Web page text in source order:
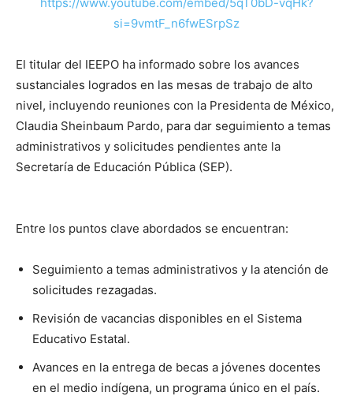
si=9vmtF_n6fwESrpSz
El titular del IEEPO ha informado sobre los avances
sustanciales logrados en las mesas de trabajo de alto
nivel, incluyendo reuniones con la Presidenta de México,
Claudia Sheinbaum Pardo, para dar seguimiento a temas
administrativos y solicitudes pendientes ante la
Secretaría de Educación Pública (SEP).
Entre los puntos clave abordados se encuentran:
Seguimiento a temas administrativos y la atención de
solicitudes rezagadas.
Revisión de vacancias disponibles en el Sistema
Educativo Estatal.
Avances en la entrega de becas a jóvenes docentes
en el medio indígena, un programa único en el país.